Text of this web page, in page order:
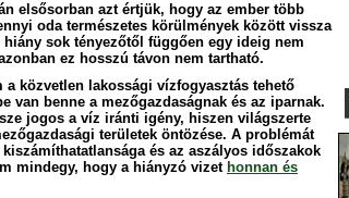
elsősorban azt értjük, hogy az ember több
oda természetes körülmények között vissza
sok tényezőtől függően egy ideig nem
ez hosszú távon nem tartható.
közvetlen lakossági vízfogyasztás tehető
van benne a mezőgazdaságnak és az iparnak.
jogos a víz iránti igény, hiszen világszerte
területek öntözése. A problémát
és az aszályos időszakok
mindegy, hogy a hiányzó vizet honnan és